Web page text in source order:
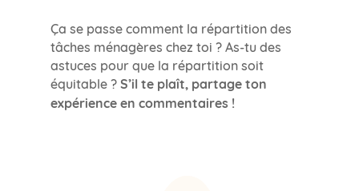
Ça se passe comment la répartition des
tâches ménagères chez toi ? As-tu des
astuces pour que la répartition soit
équitable ?S’il te plaît, partage ton
expérience en commentaires !